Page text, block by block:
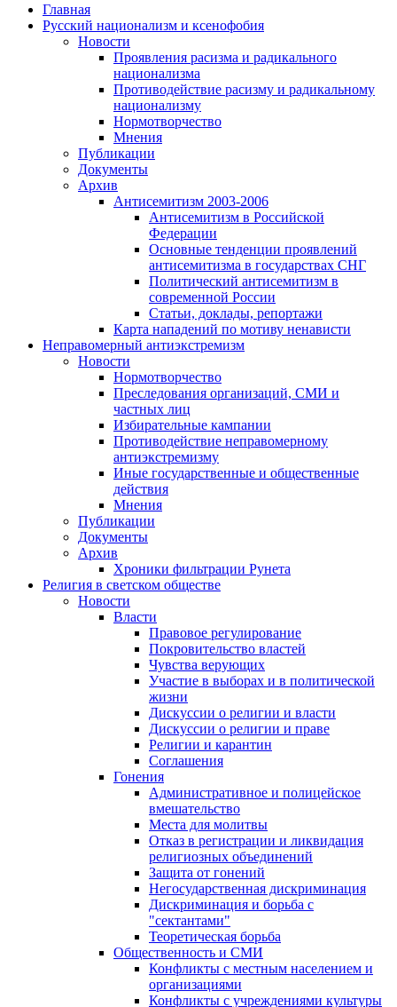
Главная
Русский национализм и ксенофобия
Новости
Проявления расизма и радикального
национализма
Противодействие расизму и радикальному
национализму
Нормотворчество
Мнения
Публикации
Документы
Архив
Антисемитизм 2003-2006
Антисемитизм в Российской
Федерации
Основные тенденции проявлений
антисемитизма в государствах СНГ
Политический антисемитизм в
современной России
Статьи, доклады, репортажи
Карта нападений по мотиву ненависти
Неправомерный антиэкстремизм
Новости
Нормотворчество
Преследования организаций, СМИ и
частных лиц
Избирательные кампании
Противодействие неправомерному
антиэкстремизму
Иные государственные и общественные
действия
Мнения
Публикации
Документы
Архив
Хроники фильтрации Рунета
Религия в светском обществе
Новости
Власти
Правовое регулирование
Покровительство властей
Чувства верующих
Участие в выборах и в политической
жизни
Дискуссии о религии и власти
Дискуссии о религии и праве
Религии и карантин
Соглашения
Гонения
Административное и полицейское
вмешательство
Места для молитвы
Отказ в регистрации и ликвидация
религиозных объединений
Защита от гонений
Негосударственная дискриминация
Дискриминация и борьба с
"сектантами"
Теоретическая борьба
Общественность и СМИ
Конфликты с местным населением и
организациями
Конфликты с учреждениями культуры